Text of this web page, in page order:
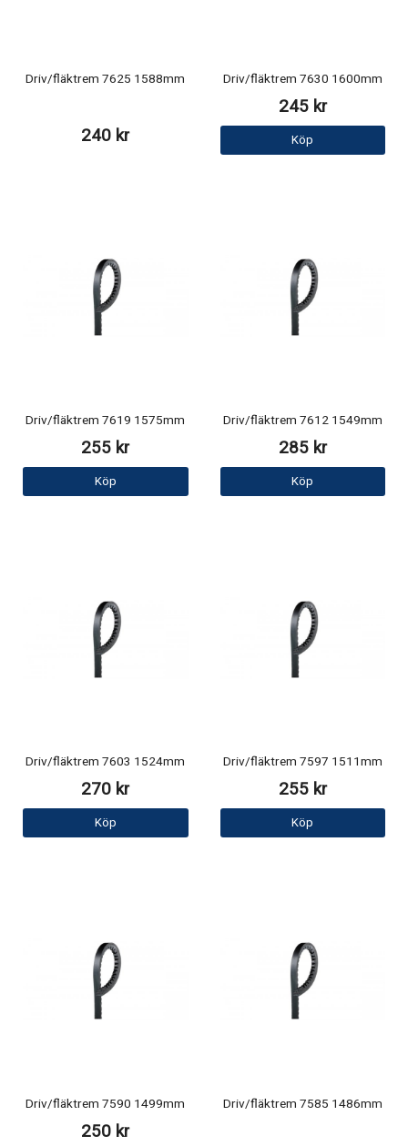
Driv/fläktrem 7625 1588mm
240 kr
Driv/fläktrem 7630 1600mm
245 kr
Köp
Driv/fläktrem 7619 1575mm
255 kr
Köp
Driv/fläktrem 7612 1549mm
285 kr
Köp
Driv/fläktrem 7603 1524mm
270 kr
Köp
Driv/fläktrem 7597 1511mm
255 kr
Köp
Driv/fläktrem 7590 1499mm
250 kr
Driv/fläktrem 7585 1486mm